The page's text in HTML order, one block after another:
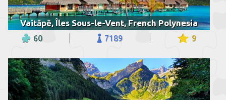
Vaitāpē, Îles Sous-le-Vent, French Polynesia
60 7189 9